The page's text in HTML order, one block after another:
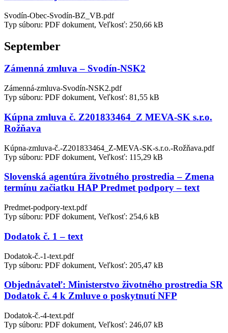
Svodín-Obec-Svodín-BZ_VB.pdf
Typ súboru: PDF dokument, Veľkosť: 250,66 kB
September
Zámenná zmluva – Svodín-NSK2
Zámenná-zmluva-Svodín-NSK2.pdf
Typ súboru: PDF dokument, Veľkosť: 81,55 kB
Kúpna zmluva č. Z201833464_Z MEVA-SK s.r.o.
Rožňava
Kúpna-zmluva-č.-Z201833464_Z-MEVA-SK-s.r.o.-Rožňava.pdf
Typ súboru: PDF dokument, Veľkosť: 115,29 kB
Slovenská agentúra životného prostredia – Zmena
termínu začiatku HAP Predmet podpory – text
Predmet-podpory-text.pdf
Typ súboru: PDF dokument, Veľkosť: 254,6 kB
Dodatok č. 1 – text
Dodatok-č.-1-text.pdf
Typ súboru: PDF dokument, Veľkosť: 205,47 kB
Objednávateľ: Ministerstvo životného prostredia SR
Dodatok č. 4 k Zmluve o poskytnutí NFP
Dodatok-č.-4-text.pdf
Typ súboru: PDF dokument, Veľkosť: 246,07 kB